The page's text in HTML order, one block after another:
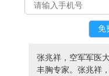
张兆祥，空军军医
丰胸专家。张兆祥